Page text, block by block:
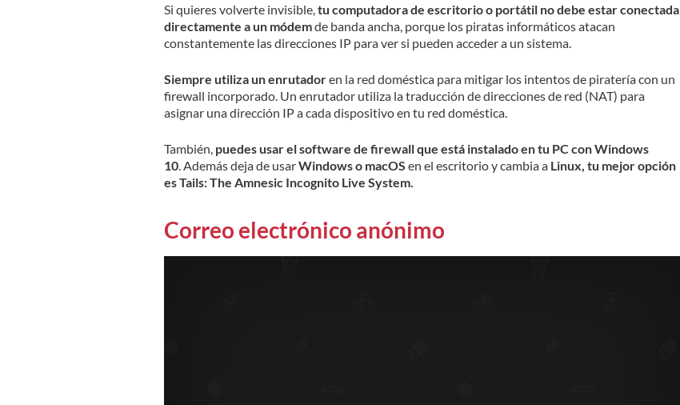
Si quieres volverte invisible, tu computadora de escritorio o portátil no debe estar conectada
directamente a un módemde banda ancha, porque los piratas informáticos atacan
constantemente las direcciones IP para ver si pueden acceder a un sistema.
Siempre utiliza un enrutadoren la red doméstica para mitigar los intentos de piratería con un
firewall incorporado. Un enrutador utiliza la traducción de direcciones de red (NAT) para
asignar una dirección IP a cada dispositivo en tu red doméstica.
También, puedes usar el software de firewall que está instalado en tu PC con Windows
10. Además deja de usarWindows o macOS en el escritorio y cambia aLinux, tu mejor opción
es Tails: The Amnesic Incognito Live System.
Correo electrónico anónimo